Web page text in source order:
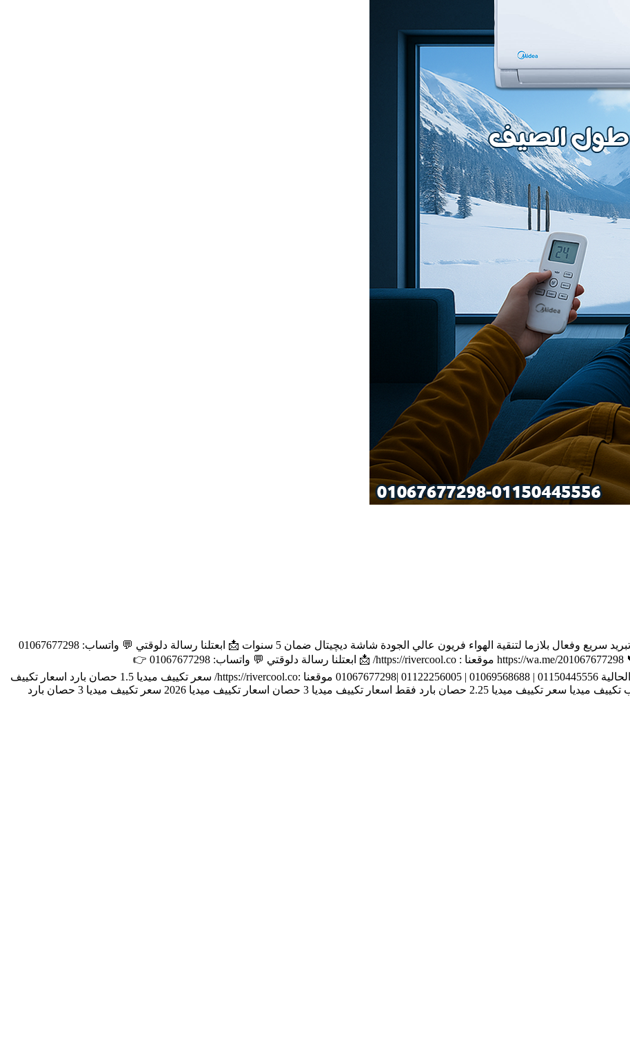
- عروض تكييف ميديا اليوم استفد من أحدث العروض والخصومات تبريد سريع وفعال بلازما لتنقية الهواء فريون عالي الجودة شاشة ديچيتال ضمان 5 سنوات 📩 ابعتلنا رسالة دلوقتي 💬 واتساب: 01067677298
👉 https://wa.me/201067677298 📞 01150445556 | 01069568688 | 01122256005 | 01067677298 موقعنا : https://rivercool.co/ 📩 ابعتلنا رسالة دلوقتي 💬 واتساب: 01067677298 👉
https://wa.me/201067677298 📞 أو كلمنا واعرف السعر والعروض الحالية 01150445556 | 01069568688 | 01122256005 |01067677298 موقعنا :https://rivercool.co/ سعر تكييف ميديا 1.5 حصان بارد اسعار تكييف
ميديا 1.5 حصان انفرتر اسعار تكييف ميديا بارد فقط مميزات وعيوب تكييف ميديا سعر تكييف ميديا 2.25 حصان بارد فقط اسعار تكييف ميديا 3 حصان اسعار تكييف ميديا 2026 سعر تكييف ميديا 3 حصان بارد